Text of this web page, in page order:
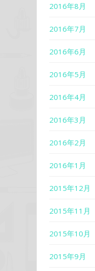
2016年8月
2016年7月
2016年6月
2016年5月
2016年4月
2016年3月
2016年2月
2016年1月
2015年12月
2015年11月
2015年10月
2015年9月